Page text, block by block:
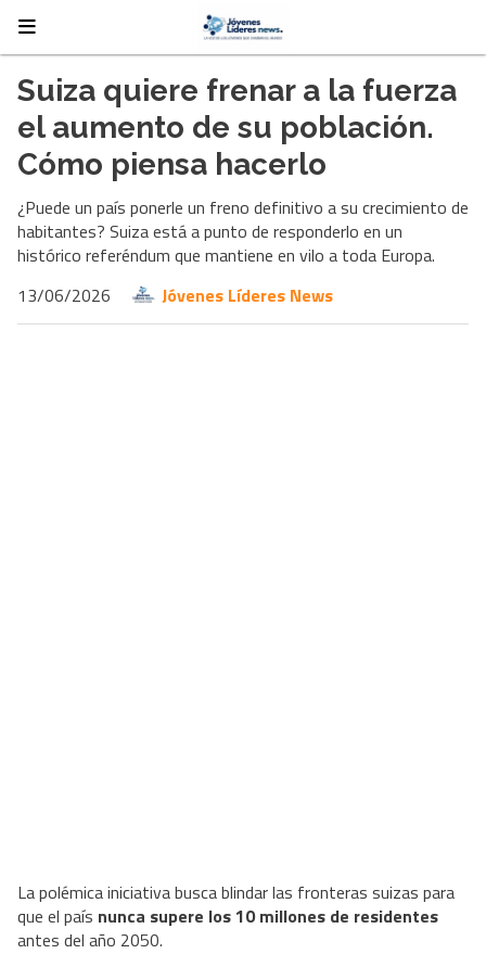
Suiza quiere frenar a la fuerza
el aumento de su población.
Cómo piensa hacerlo
¿Puede un país ponerle un freno definitivo a su crecimiento de
habitantes? Suiza está a punto de responderlo en un
histórico referéndum que mantiene en vilo a toda Europa.
13/06/2026
Jóvenes Líderes News
La polémica iniciativa busca blindar las fronteras suizas para
que el país nunca supere los 10 millones de residentes
antes del año 2050.